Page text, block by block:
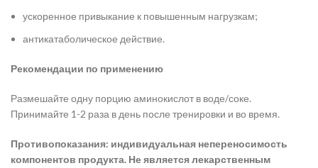
ускоренное привыкание к повышенным нагрузкам;
антикатаболическое действие.
Рекомендации по применению
Размешайте одну порцию аминокислот в воде/соке.
Принимайте 1-2 раза в день после тренировки и во время.
Противопоказания: индивидуальная непереносимость
компонентов продукта. Не является лекарственным